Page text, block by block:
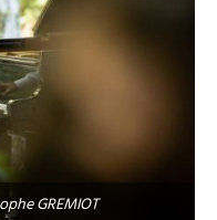
GREMIOT